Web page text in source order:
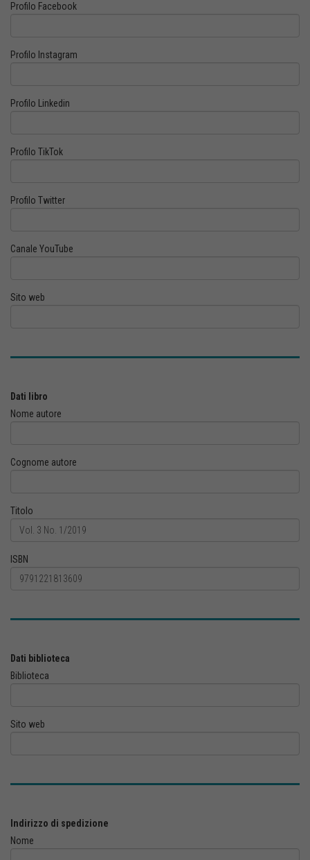
Profilo Facebook
Profilo Instagram
Profilo Linkedin
Profilo TikTok
Profilo Twitter
Canale YouTube
Sito web
Dati libro
Nome autore
Cognome autore
Titolo
ISBN
Dati biblioteca
Biblioteca
Sito web
Indirizzo di spedizione
Nome